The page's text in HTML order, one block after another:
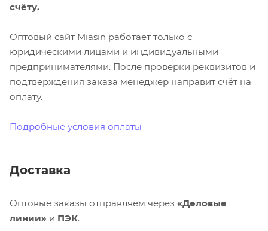
счёту.
Оптовый сайт Miasin работает только с
юридическими лицами и индивидуальными
предпринимателями. После проверки реквизитов и
подтверждения заказа менеджер направит счёт на
оплату.
Подробные условия оплаты
Доставка
Оптовые заказы отправляем через «Деловые
линии» и ПЭК.